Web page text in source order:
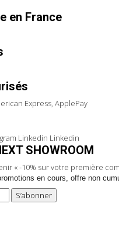
Express, ApplePay
SHOWROOM
« -10% sur votre première
en cours, offre non